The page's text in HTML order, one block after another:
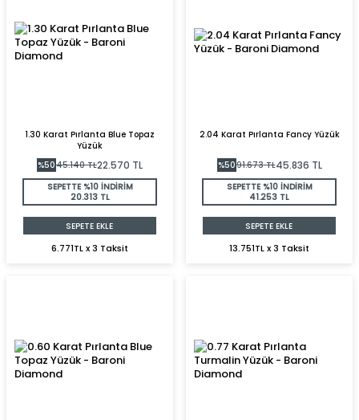
1.30 Karat Pırlanta Blue Topaz
Yüzük
%5045.140TL22.570 TL
SEPETTE %10 İNDİRİM
20.313 TL
SEPETE EKLE
6.771TL x 3 Taksit
2.04 Karat Pırlanta Fancy Yüzük
%5091.673TL45.836 TL
SEPETTE %10 İNDİRİM
41.253 TL
SEPETE EKLE
13.751TL x 3 Taksit